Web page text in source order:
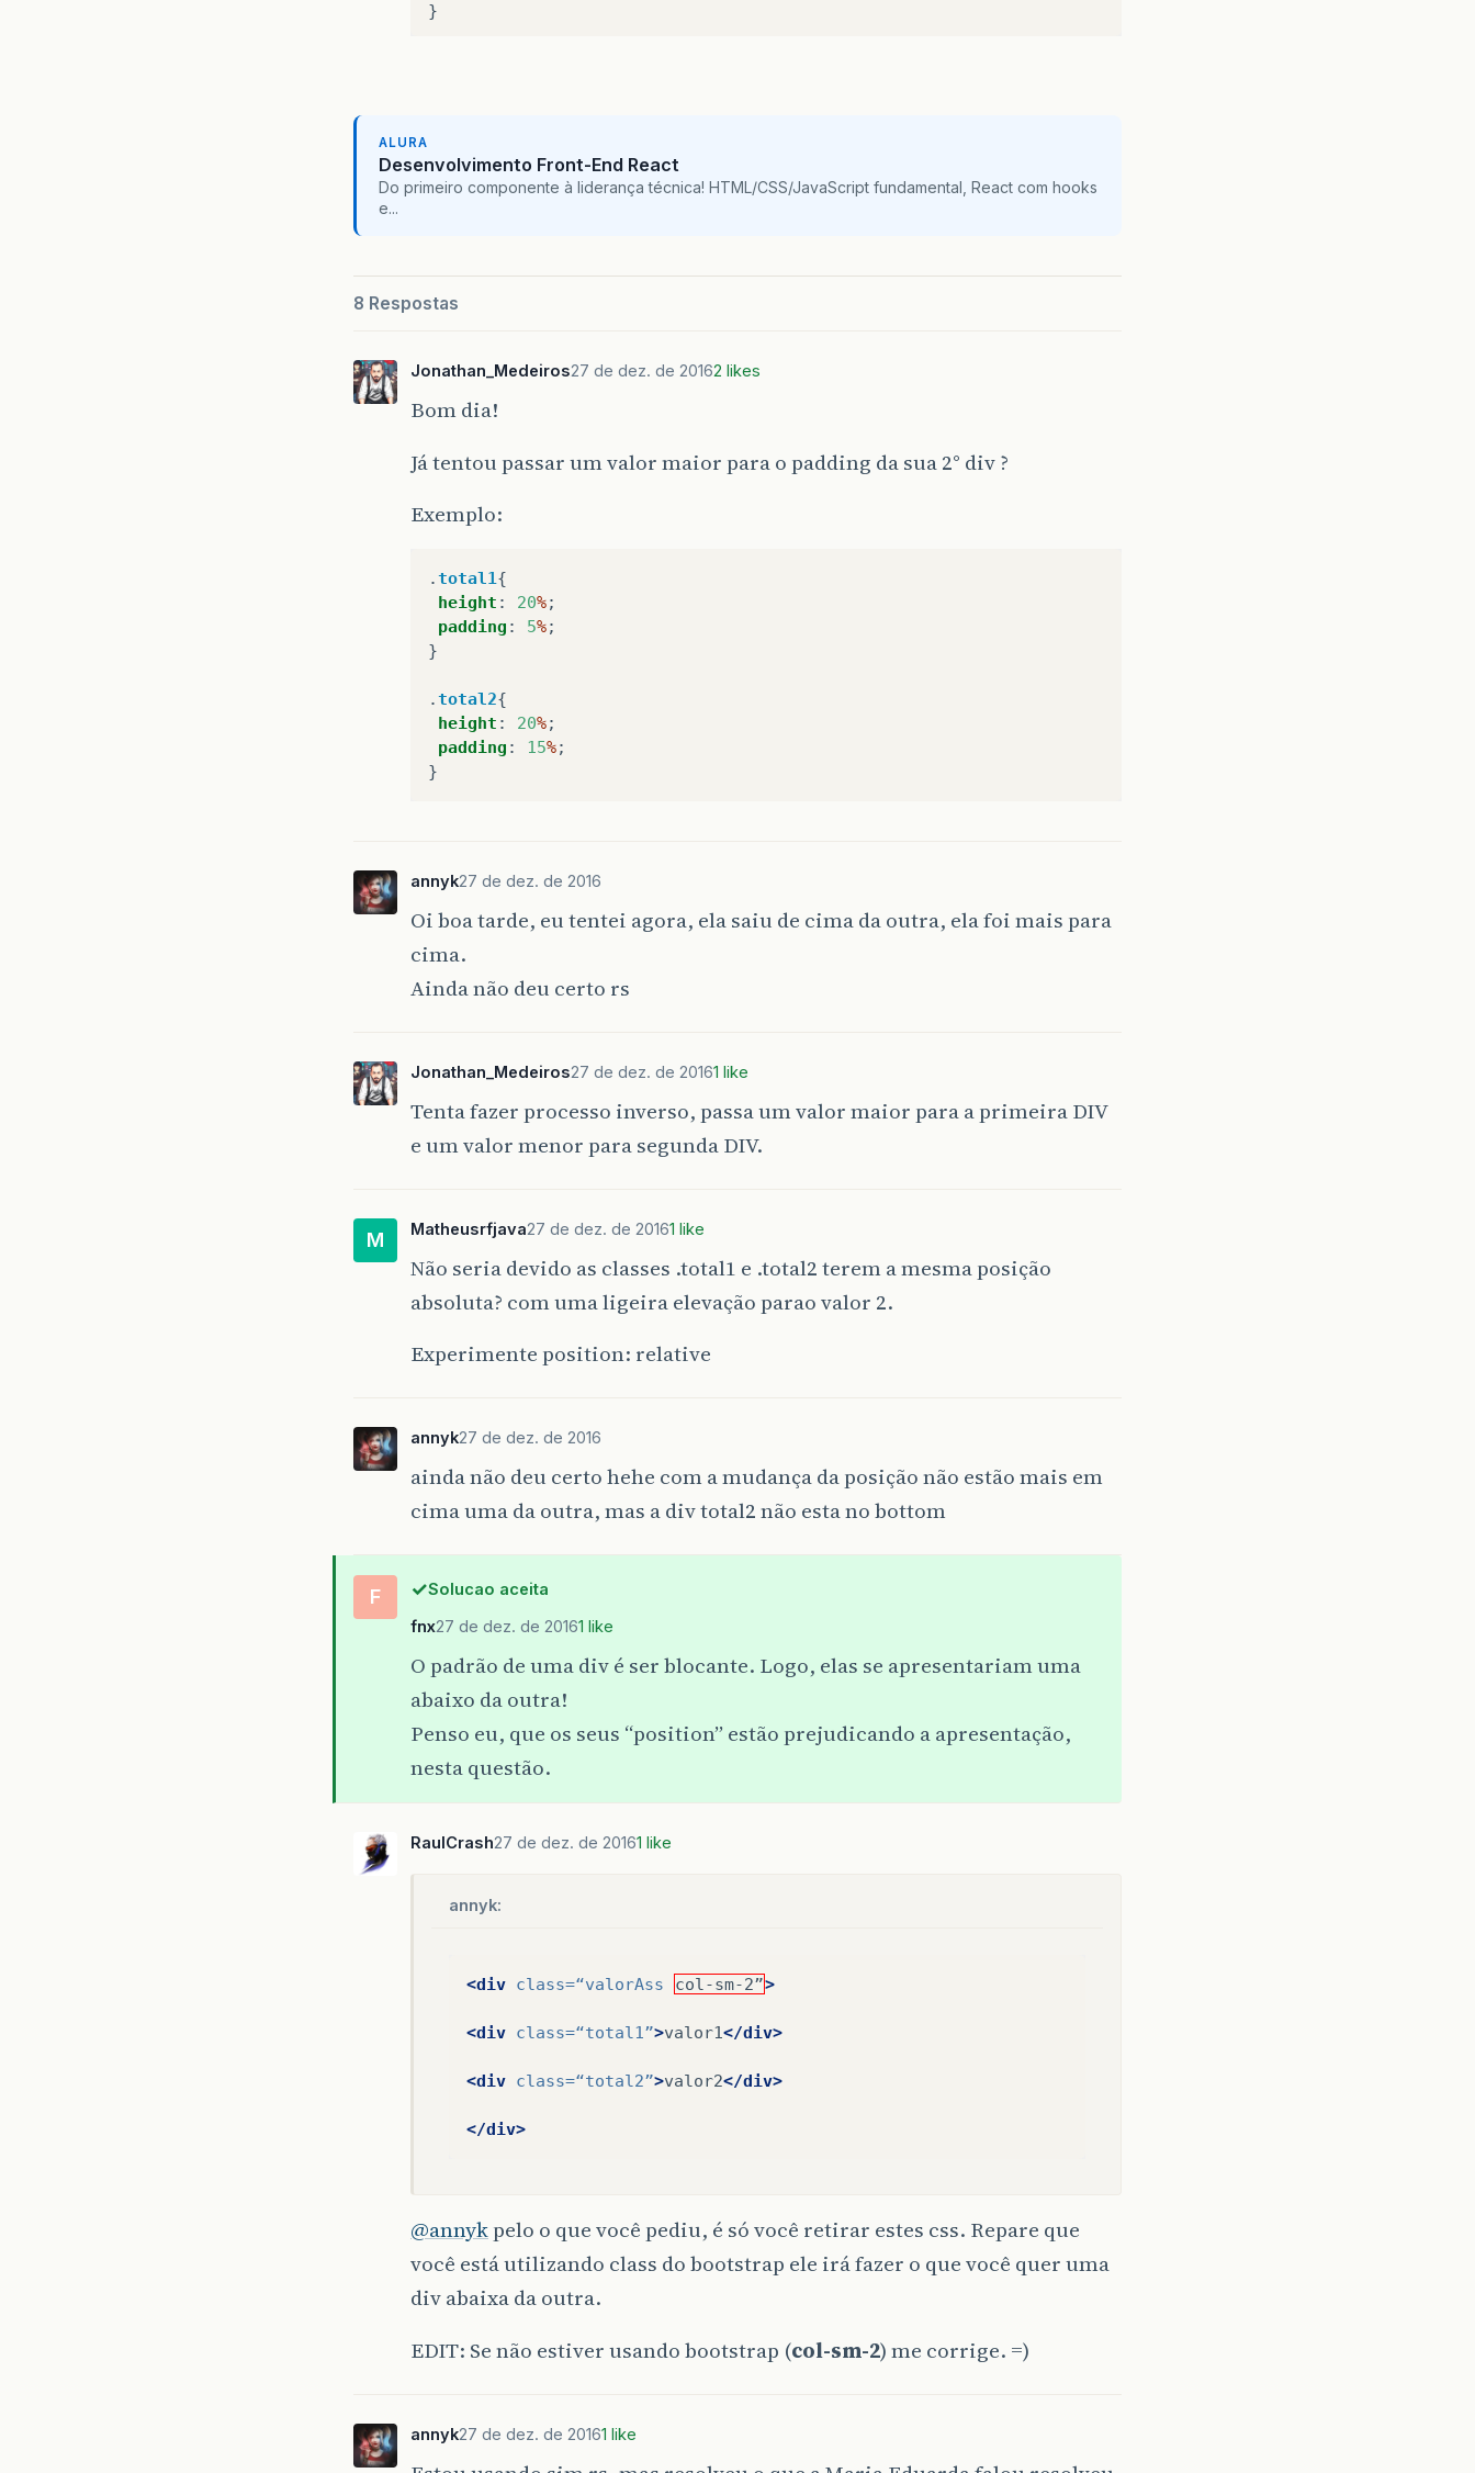
}
ALURA
Desenvolvimento Front-End React
Do primeiro componente à liderança técnica! HTML/CSS/JavaScript fundamental, React com hooks
e...
8 Respostas
Jonathan_Medeiros27 de dez. de 20162 likes
Bom dia!
Já tentou passar um valor maior para o padding da sua 2° div ?
Exemplo:
.total1 {
height : 20%;
padding : 5%;
}
.total2{
height : 20%;
padding : 15%;
}
annyk27 de dez. de 2016
Oi boa tarde, eu tentei agora, ela saiu de cima da outra, ela foi mais para
cima.
Ainda não deu certo rs
Jonathan_Medeiros27 de dez. de 20161 like
Tenta fazer processo inverso, passa um valor maior para a primeira DIV
e um valor menor para segunda DIV.
M Matheusrfjava27 de dez. de 20161 like
Não seria devido as classes .total1 e .total2 terem a mesma posição
absoluta? com uma ligeira elevação parao valor 2.
Experimente position: relative
annyk27 de dez. de 2016
ainda não deu certo hehe com a mudança da posição não estão mais em
cima uma da outra, mas a div total2 não esta no bottom
F
Solucao aceita
fnx27 de dez. de 20161 like
O padrão de uma div é ser blocante. Logo, elas se apresentariam uma
abaixo da outra!
Penso eu, que os seus “position” estão prejudicando a apresentação,
nesta questão.
RaulCrash27 de dez. de 20161 like
annyk:
<div class=“valorAss col-sm-2”>
<div class=“total1”>valor1</div>
<div class=“total2”>valor2</div>
</div>
@annykpelo o que você pediu, é só você retirar estes css. Repare que
você está utilizando class do bootstrap ele irá fazer o que você quer uma
div abaixa da outra.
EDIT: Se não estiver usando bootstrap (col-sm-2) me corrige. =)
annyk27 de dez. de 20161 like